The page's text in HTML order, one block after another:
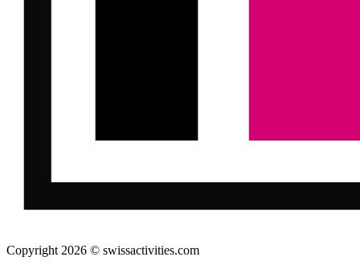
Copyright 2026 © swissactivities.com